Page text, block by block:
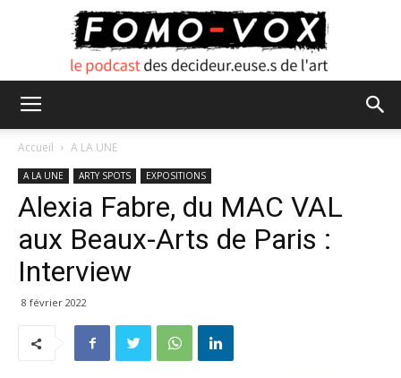
VOX
Accueil A LA UNE
A LA UNE ARTY SPOTS EXPOSITIONS
Alexia Fabre, du MAC VAL
aux Beaux-Arts de Paris :
Interview
8 février 2022